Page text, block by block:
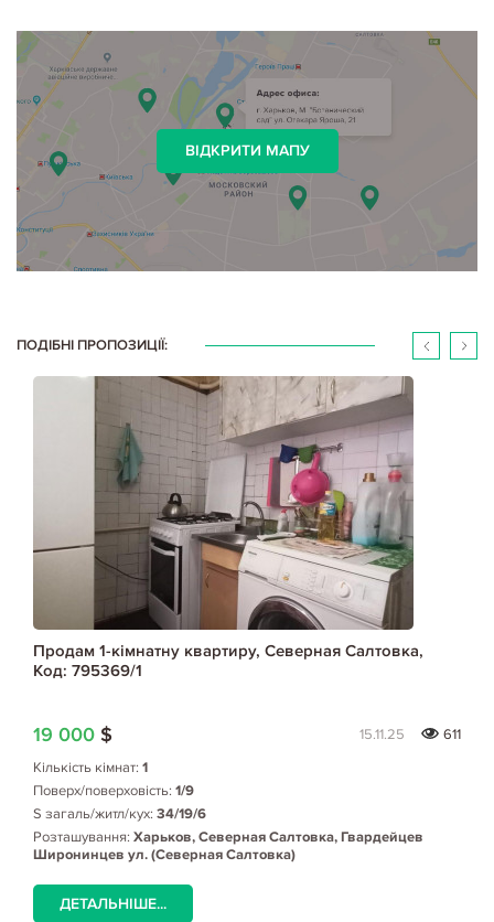
ВІДКРИТИ МАПУ
ПОДІБНІ ПРОПОЗИЦІЇ:
Продам 1-кімнатну квартиру, Северная Салтовка,
Код: 795369/1
19 000 $ 15.11.25
611
Кількість кімнат: 1
Поверх/поверховість: 1/9
S загаль/житл/кух: 34/19/6
Розташування: Харьков, Северная Салтовка, Гвардейцев
Широнинцев ул. (Северная Салтовка)
ДЕТАЛЬНІШЕ...